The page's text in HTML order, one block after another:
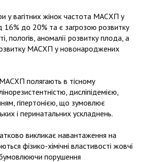
у вагітних жінок частота МАСХП у
16% до 20% та є загрозою розвитку
пологів, аномалії розвитку плода, а
МАСХП у новонароджених
полягають в тісному
дисліпідемією,
гіпертонією, що зумовлює
і перинатальних ускладнень.
викликає навантаження на
фізико-хімічні властивості жовчі
порушення